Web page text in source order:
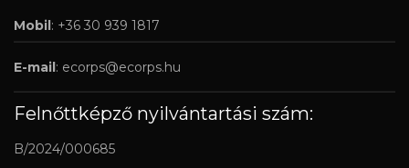
Mobil: +36 30 939 1817
E-mail: ecorps@ecorps.hu
Felnőttképző nyilvántartási szám:
B/2024/000685